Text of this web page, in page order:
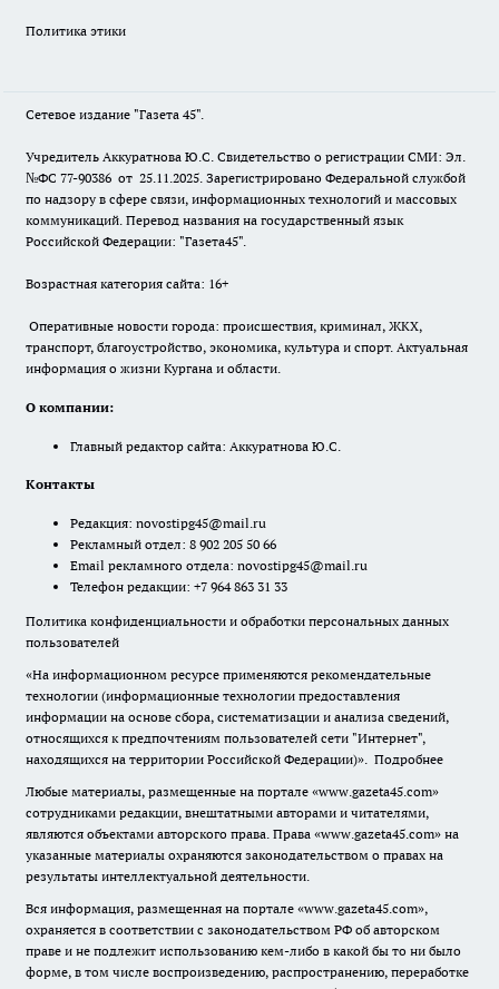
Политика этики
Сетевое издание "Газета 45".
Учредитель Аккуратнова Ю.С. Свидетельство о регистрации СМИ: Эл.
№ФС 77-90386 от 25.11.2025. Зарегистрировано Федеральной службой
по надзору в сфере связи, информационных технологий и массовых
коммуникаций. Перевод названия на государственный язык
Российской Федерации: "Газета45".
Возрастная категория сайта: 16+
Оперативные новости города: происшествия, криминал, ЖКХ,
транспорт, благоустройство, экономика, культура и спорт. Актуальная
информация о жизни Кургана и области.
О компании:
Главный редактор сайта: Аккуратнова Ю.С.
Контакты
Редакция: novostipg45@mail.ru
Рекламный отдел: 8 902 205 50 66
Email рекламного отдела: novostipg45@mail.ru
Телефон редакции: +7 964 863 31 33
Политика конфиденциальности и обработки персональных данных
пользователей
«На информационном ресурсе применяются рекомендательные
технологии (информационные технологии предоставления
информации на основе сбора, систематизации и анализа сведений,
относящихся к предпочтениям пользователей сети "Интернет",
находящихся на территории Российской Федерации)». Подробнее
Любые материалы, размещенные на портале «www.gazeta45.com»
сотрудниками редакции, внештатными авторами и читателями,
являются объектами авторского права. Права «www.gazeta45.com» на
указанные материалы охраняются законодательством о правах на
результаты интеллектуальной деятельности.
Вся информация, размещенная на портале «www.gazeta45.com»,
охраняется в соответствии с законодательством РФ об авторском
праве и не подлежит использованию кем-либо в какой бы то ни было
форме, в том числе воспроизведению, распространению, переработке